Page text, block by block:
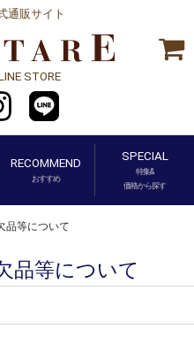
通販サイト
STORE
RECOMMEND
おすすめ
SPECIAL
特集&
価格から探す
品等について
品等について